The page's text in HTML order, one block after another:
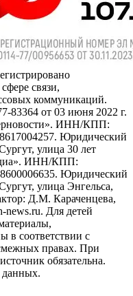
связи,
коммуникаций.
от 03 июня 2022 г.
ИНН/КПП:
Юридический
улица 30 лет
ИНН/КПП:
Юридический
улица Энгельса,
Д.М. Караченцева,
news.ru. Для детей
в соответствии с
правах. При
обязательна.
данных.